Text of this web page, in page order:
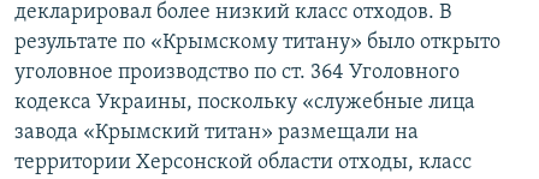
декларировал более низкий класс отходов. В
результате по «Крымскому титану» было открыто
уголовное производство по ст. 364 Уголовного
кодекса Украины, поскольку «служебные лица
завода «Крымский титан» размещали на
территории Херсонской области отходы, класс